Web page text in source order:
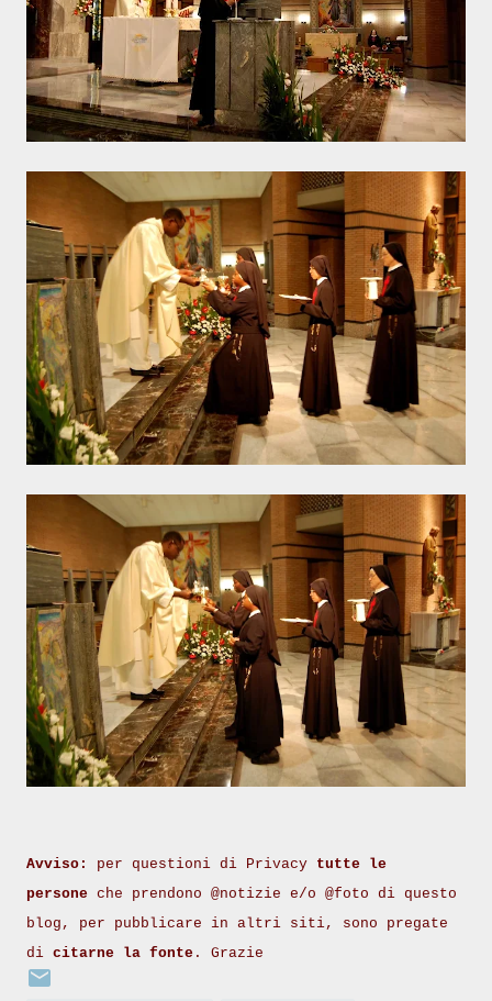
Avviso: per questioni di Privacy tutte le
persone che prendono @notizie e/o @foto di questo
blog, per pubblicare in altri siti, sono pregate
di citarne la fonte . Grazie